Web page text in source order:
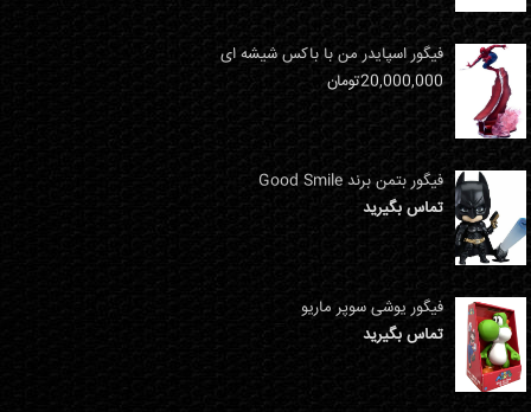
فیگور اسپایدر من با باکس شیشه ای
20,000,000تومان
فیگور بتمن برند Good Smile
تماس بگیرید
فیگور یوشی سوپر ماریو
تماس بگیرید